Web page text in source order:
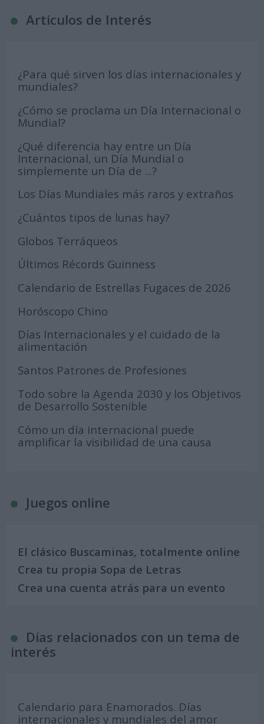
Articulos de Interés
¿Para qué sirven los días internacionales y
mundiales?
¿Cómo se proclama un Día Internacional o
Mundial?
¿Qué diferencia hay entre un Día
Internacional, un Día Mundial o
simplemente un Día de ...?
Los Días Mundiales más raros y extraños
¿Cuántos tipos de lunas hay?
Globos Terráqueos
Últimos Récords Guinness
Calendario de Estrellas Fugaces de 2026
Horóscopo Chino
Días Internacionales y el cuidado de la
alimentación
Santos Patrones de Profesiones
Todo sobre la Agenda 2030 y los Objetivos
de Desarrollo Sostenible
Cómo un día internacional puede
amplificar la visibilidad de una causa
Juegos online
El clásico Buscaminas, totalmente online
Crea tu propia Sopa de Letras
Crea una cuenta atrás para un evento
Días relacionados con un tema de
interés
Calendario para Enamorados. Días
internacionales y mundiales del amor